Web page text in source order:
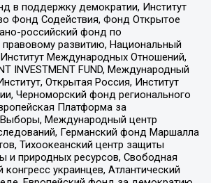
в поддержку демократии, Институт
Фонд Содействия, Фонд Открытое
российский фонд по
развитию, Национальный
Международных Отношений,
INVESTMENT FUND, Международный
Открытая Россия, Институт
Черноморский фонд регионального
Платформа за
Международный центр
Германский фонд Маршалла
Тихоокеанский центр защиты
и природных ресурсов, Свободная
украинцев, Атлантический